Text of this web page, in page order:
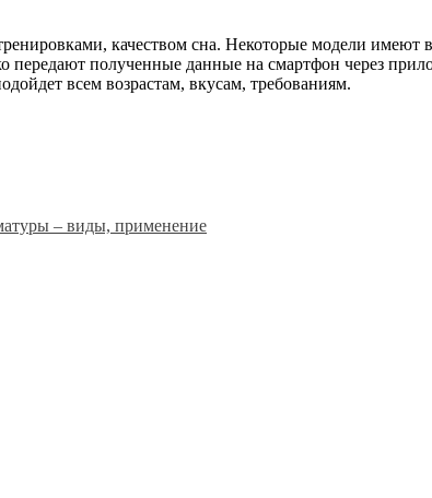
качеством сна. Некоторые модели имеют
передают полученные данные на смартфон через
всем возрастам, вкусам, требованиям.
– виды, применение